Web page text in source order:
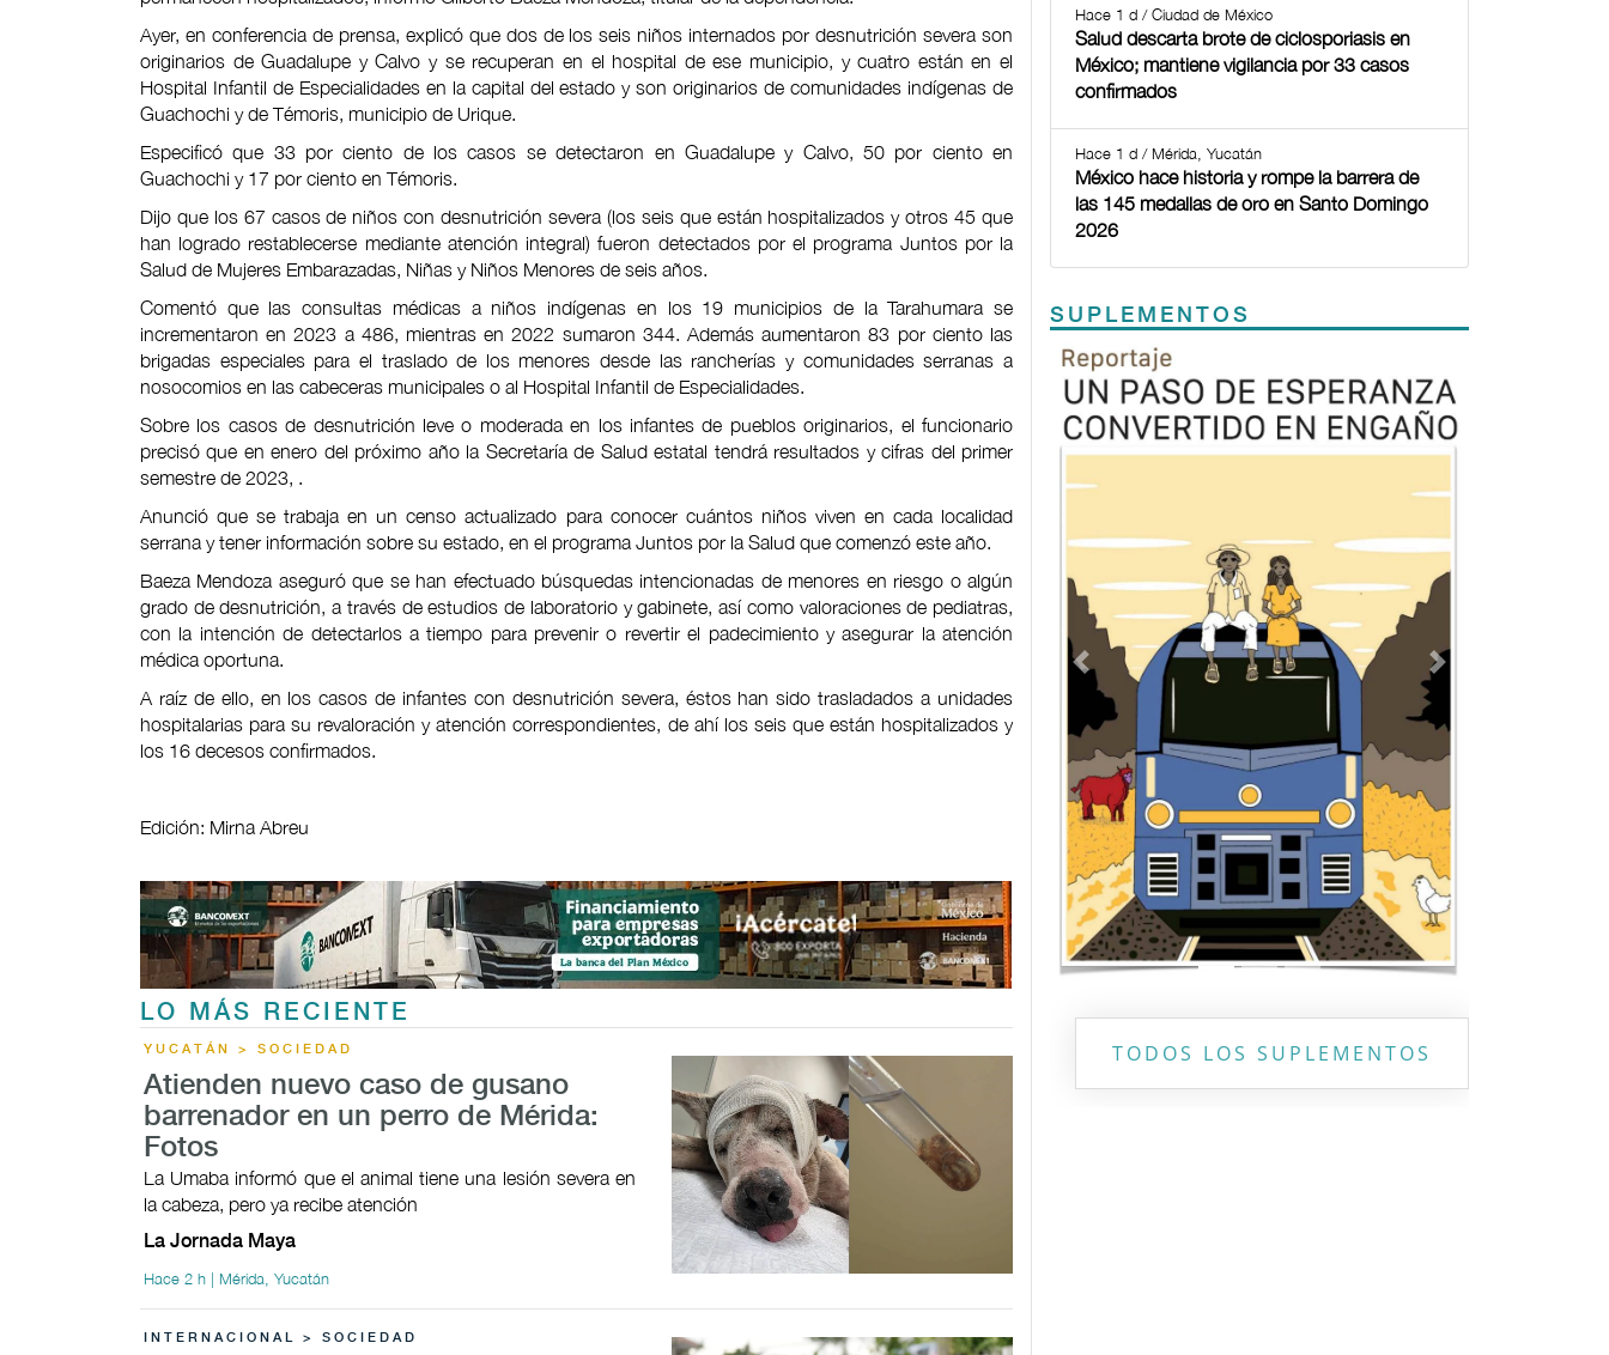
Ayer, en conferencia de prensa, explicó que dos de los seis niños internados por desnutrición severa son
originarios de Guadalupe y Calvo y se recuperan en el hospital de ese municipio, y cuatro están en el
Hospital Infantil de Especialidades en la capital del estado y son originarios de comunidades indígenas de
Guachochi y de Témoris, municipio de Urique.
Especificó que 33 por ciento de los casos se detectaron en Guadalupe y Calvo, 50 por ciento en
Guachochi y 17 por ciento en Témoris.
Dijo que los 67 casos de niños con desnutrición severa (los seis que están hospitalizados y otros 45 que
han logrado restablecerse mediante atención integral) fueron detectados por el programa Juntos por la
Salud de Mujeres Embarazadas, Niñas y Niños Menores de seis años.
Comentó que las consultas médicas a niños indígenas en los 19 municipios de la Tarahumara se
incrementaron en 2023 a 486, mientras en 2022 sumaron 344. Además aumentaron 83 por ciento las
brigadas especiales para el traslado de los menores desde las rancherías y comunidades serranas a
nosocomios en las cabeceras municipales o al Hospital Infantil de Especialidades.
Sobre los casos de desnutrición leve o moderada en los infantes de pueblos originarios, el funcionario
precisó que en enero del próximo año la Secretaría de Salud estatal tendrá resultados y cifras del primer
semestre de 2023, .
Anunció que se trabaja en un censo actualizado para conocer cuántos niños viven en cada localidad
serrana y tener información sobre su estado, en el programa Juntos por la Salud que comenzó este año.
Baeza Mendoza aseguró que se han efectuado búsquedas intencionadas de menores en riesgo o algún
grado de desnutrición, a través de estudios de laboratorio y gabinete, así como valoraciones de pediatras,
con la intención de detectarlos a tiempo para prevenir o revertir el padecimiento y asegurar la atención
médica oportuna.
A raíz de ello, en los casos de infantes con desnutrición severa, éstos han sido trasladados a unidades
hospitalarias para su revaloración y atención correspondientes, de ahí los seis que están hospitalizados y
los 16 decesos confirmados.
Edición: Mirna Abreu
LO MÁS RECIENTE
YUCATÁN > SOCIEDAD
Atienden nuevo caso de gusano
barrenador en un perro de Mérida:
Fotos
La Umaba informó que el animal tiene una lesión severa en
la cabeza, pero ya recibe atención
La Jornada Maya
Hace 2 h | Mérida, Yucatán
INTERNACIONAL > SOCIEDAD
Hace 1 d / Ciudad de México
Salud descarta brote de ciclosporiasis en
México; mantiene vigilancia por 33 casos
confirmados
Hace 1 d / Mérida, Yucatán
México hace historia y rompe la barrera de
las 145 medallas de oro en Santo Domingo
2026
SUPLEMENTOS
Previous Next
TODOS LOS SUPLEMENTOS